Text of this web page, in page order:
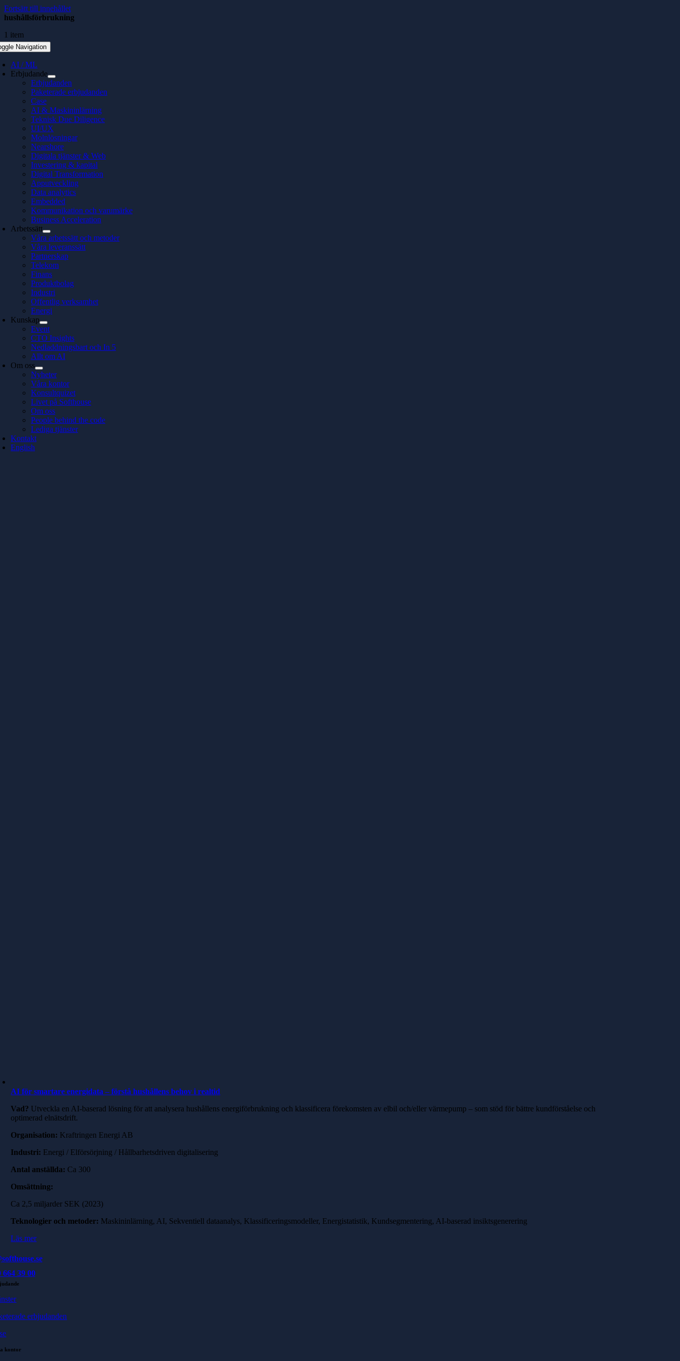
Fortsätt till innehållet
Navigation
AI / ML
Erbjudande
Erbjudanden
Paketerade erbjudanden
Case
AI & Maskininlärning
Teknisk Due Diligence
UI/UX
Molnlösningar
Nearshore
Digitala tjänster & Web
Investering & kapital
Digital Transformation
Apputveckling
Data analytics
Embedded
Kommunikation och varumärke
Business Acceleration
Arbetssätt
Våra arbetssätt och metoder
Våra leveranssätt
Partnerskap
Telekom
Finans
Produktbolag
Industri
Offentlig verksamhet
Energi
Kunskap
Event
CTO Insights
Nedladdningsbart och In 5
Allt om AI
Om oss
Nyheter
Våra kontor
Konsultquizet
Livet på Softhouse
Om oss
People behind the code
Lediga tjänster
Kontakt
English
hushållsförbrukning
1 item
AI för smartare energidata – förstå hushållens behov i realtid
Vad? Utveckla en AI-baserad lösning för att analysera hushållens energiförbrukning och klassificera förekomsten av elbil och/eller värmepump – som stöd för bättre kundförståelse och
optimerad elnätsdrift.
Organisation: Kraftringen Energi AB
Industri: Energi / Elförsörjning / Hållbarhetsdriven digitalisering
Antal anställda: Ca 300
Omsättning:
Ca 2,5 miljarder SEK (2023)
Teknologier och metoder: Maskininlärning, AI, Sekventiell dataanalys, Klassificeringsmodeller, Energistatistik, Kundsegmentering, AI-baserad insiktsgenerering
Läs mer
664 39 00
erbjudanden
kontor